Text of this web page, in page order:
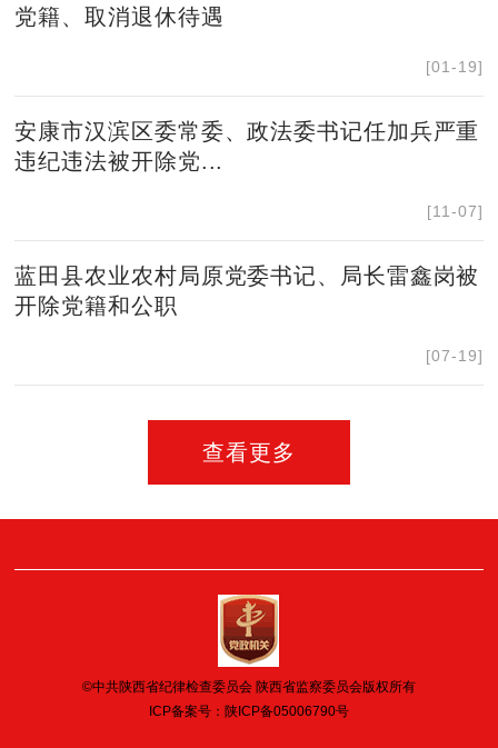
党籍、取消退休待遇
[01-19]
安康市汉滨区委常委、政法委书记任加兵严重
违纪违法被开除党...
[11-07]
蓝田县农业农村局原党委书记、局长雷鑫岗被
开除党籍和公职
[07-19]
查看更多
©中共陕西省纪律检查委员会 陕西省监察委员会版权所有
ICP备案号： 陕ICP备05006790号